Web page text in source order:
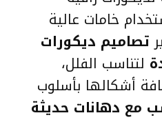
خامات عالية
تصاميم ديكورات
لتناسب الفلل،
أشكالها بأسلوب
مع دهانات حديثة